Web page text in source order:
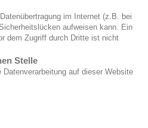
im Internet (z.B. bei
aufweisen kann. Ein
dem Zugriff durch Dritte ist nicht
Stelle
auf dieser Website